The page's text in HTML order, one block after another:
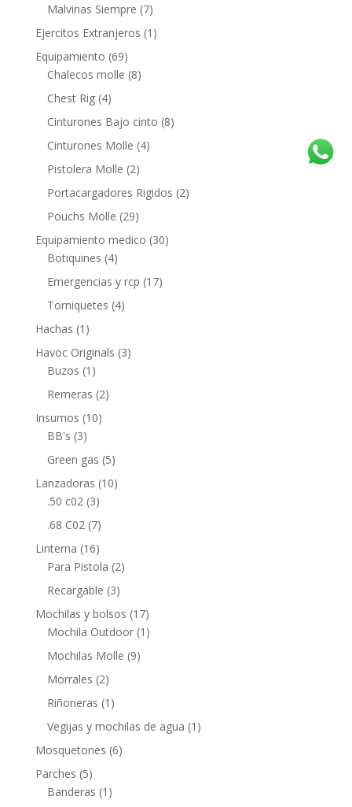
Malvinas Siempre (7)
Ejercitos Extranjeros (1)
Equipamiento (69)
Chalecos molle (8)
Chest Rig (4)
Cinturones Bajo cinto (8)
Cinturones Molle (4)
Pistolera Molle (2)
Portacargadores Rigidos (2)
Pouchs Molle (29)
Equipamiento medico (30)
Botiquines (4)
Emergencias y rcp (17)
Torniquetes (4)
Hachas (1)
Havoc Originals (3)
Buzos (1)
Remeras (2)
Insumos (10)
BB's (3)
Green gas (5)
Lanzadoras (10)
.50 c02 (3)
.68 C02 (7)
Linterna (16)
Para Pistola (2)
Recargable (3)
Mochilas y bolsos (17)
Mochila Outdoor (1)
Mochilas Molle (9)
Morrales (2)
Riñoneras (1)
Vegijas y mochilas de agua (1)
Mosquetones (6)
Parches (5)
Banderas (1)